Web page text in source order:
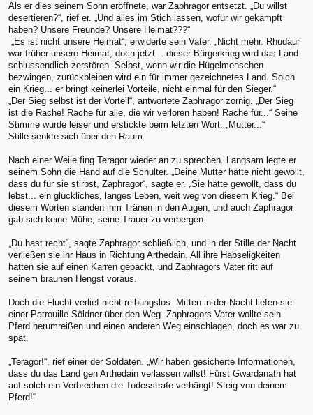
Als er dies seinem Sohn eröffnete, war Zaphragor entsetzt. „Du willst
desertieren?“, rief er. „Und alles im Stich lassen, wofür wir gekämpft
haben? Unsere Freunde? Unsere Heimat???“
„Es ist nicht unsere Heimat“, erwiderte sein Vater. „Nicht mehr. Rhudaur
war früher unsere Heimat, doch jetzt... dieser Bürgerkrieg wird das Land
schlussendlich zerstören. Selbst, wenn wir die Hügelmenschen
bezwingen, zurückbleiben wird ein für immer gezeichnetes Land. Solch
ein Krieg... er bringt keinerlei Vorteile, nicht einmal für den Sieger.“
„Der Sieg selbst ist der Vorteil“, antwortete Zaphragor zornig. „Der Sieg
ist die Rache! Rache für alle, die wir verloren haben! Rache für...“ Seine
Stimme wurde leiser und erstickte beim letzten Wort. „Mutter...“
Stille senkte sich über den Raum.
Nach einer Weile fing Teragor wieder an zu sprechen. Langsam legte er
seinem Sohn die Hand auf die Schulter. „Deine Mutter hätte nicht gewollt,
dass du für sie stirbst, Zaphragor“, sagte er. „Sie hätte gewollt, dass du
lebst... ein glückliches, langes Leben, weit weg von diesem Krieg.“ Bei
diesem Worten standen ihm Tränen in den Augen, und auch Zaphragor
gab sich keine Mühe, seine Trauer zu verbergen.
„Du hast recht“, sagte Zaphragor schließlich, und in der Stille der Nacht
verließen sie ihr Haus in Richtung Arthedain. All ihre Habseligkeiten
hatten sie auf einen Karren gepackt, und Zaphragors Vater ritt auf
seinem braunen Hengst voraus.
Doch die Flucht verlief nicht reibungslos. Mitten in der Nacht liefen sie
einer Patrouille Söldner über den Weg. Zaphragors Vater wollte sein
Pferd herumreißen und einen anderen Weg einschlagen, doch es war zu
spät.
„Teragor!“, rief einer der Soldaten. „Wir haben gesicherte Informationen,
dass du das Land gen Arthedain verlassen willst! Fürst Gwardanath hat
auf solch ein Verbrechen die Todesstrafe verhängt! Steig von deinem
Pferd!“